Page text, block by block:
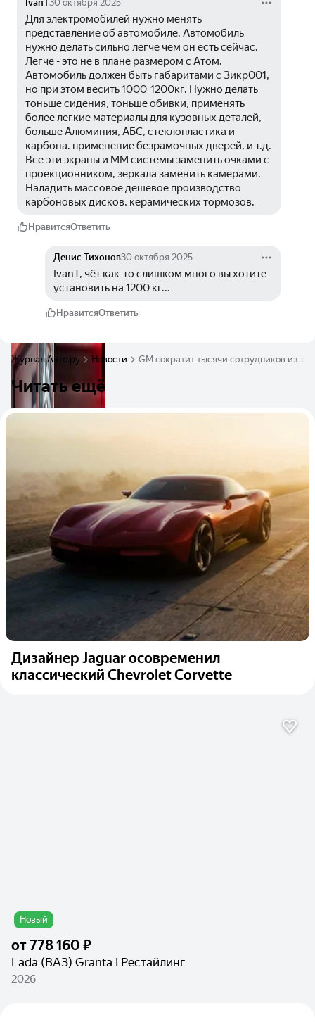
IvanT 30 октября 2025
Для электромобилей нужно менять
представление об автомобиле. Автомобиль
нужно делать сильно легче чем он есть сейчас.
Легче - это не в плане размером с Атом.
Автомобиль должен быть габаритами с Зикр001,
но при этом весить 1000-1200кг. Нужно делать
тоньше сидения, тоньше обивки, применять
более легкие материалы для кузовных деталей,
больше Алюминия, АБС, стеклопластика и
карбона. применение безрамочных дверей, и т.д.
Все эти экраны и ММ системы заменить очками с
проекционником, зеркала заменить камерами.
Наладить массовое дешевое производство
карбоновых дисков, керамических тормозов.
НравитсяОтветить
Денис Тихонов30 октября 2025
IvanT, чёт как-то слишком много вы хотите
установить на 1200 кг...
НравитсяОтветить
Журнал Авто.ру Новости GM сократит тысячи сотрудников из-
Читать ещё
Дизайнер Jaguar осовременил
классический Chevrolet Corvette
Новый
от778 160 ₽
Lada (ВАЗ) Granta I Рестайлинг
2026